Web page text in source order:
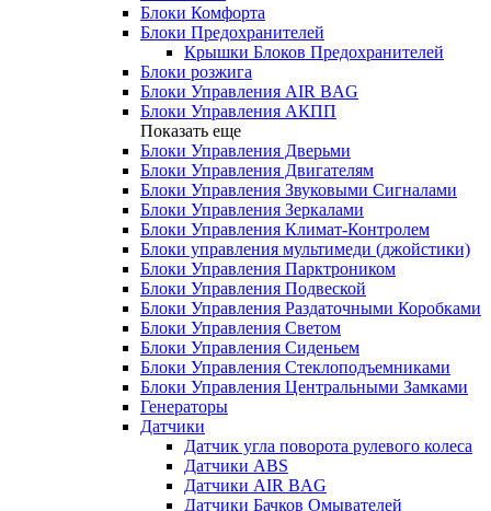
Блоки Комфорта
Блоки Предохранителей
Крышки Блоков Предохранителей
Блоки розжига
Блоки Управления AIR BAG
Блоки Управления АКПП
Показать еще
Блоки Управления Дверьми
Блоки Управления Двигателям
Блоки Управления Звуковыми Сигналами
Блоки Управления Зеркалами
Блоки Управления Климат-Контролем
Блоки управления мультимеди (джойстики)
Блоки Управления Парктроником
Блоки Управления Подвеской
Блоки Управления Раздаточными Коробками
Блоки Управления Светом
Блоки Управления Сиденьем
Блоки Управления Стеклоподъемниками
Блоки Управления Центральными Замками
Генераторы
Датчики
Датчик угла поворота рулевого колеса
Датчики ABS
Датчики AIR BAG
Датчики Бачков Омывателей